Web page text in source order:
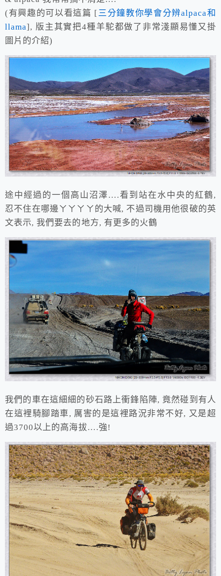
(有興趣的可以看這篇 [ 三分鐘教你學會分辨alpaca和
llama], 版主其實把4種羊駝都做了非常淺顯易懂又掛
圖片的介紹)
途中經過的一個高山沼澤….看到站在水中央的紅鶴,
忍不住在哪邊ㄚㄚㄚㄚ的大喊, 不過司機用他很破的英
文表示, 我們要去的地方, 有更多的火鶴
我們的車在這細細的砂石路上衝鋒陷陣, 竟然碰到有人
在這裡騎腳踏車, 厲害的是這裡路況非常不好, 又是超
過3700以上的高海拔….強!